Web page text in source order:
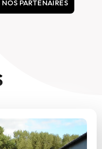
PARTENAIRES